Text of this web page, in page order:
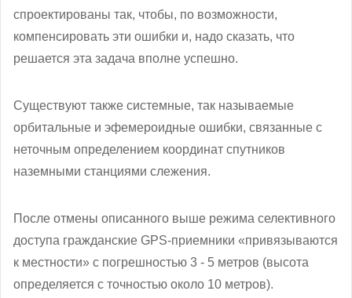
спроектированы так, чтобы, по возможности,
компенсировать эти ошибки и, надо сказать, что
решается эта задача вполне успешно.
Существуют также системные, так называемые
орбитальные и эфемероидные ошибки, связанные с
неточным определением координат спутников
наземными станциями слежения.
После отмены описанного выше режима селективного
доступа гражданские GPS-приемники «привязываются
к местности» с погрешностью 3 - 5 метров (высота
определяется с точностью около 10 метров).